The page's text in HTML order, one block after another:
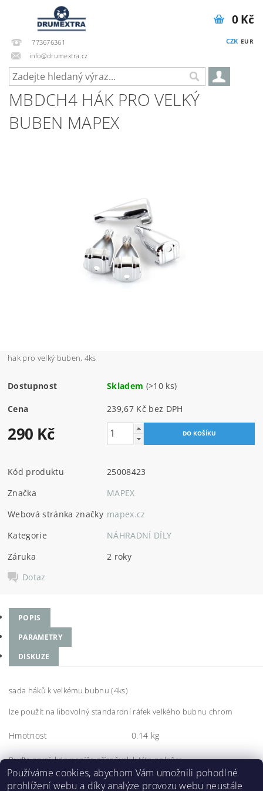
773676361
info@drumextra.cz
CZK EUR
0 Kč
MBDCH4 HÁK PRO VELKÝ
BUBEN MAPEX
hak pro velký buben, 4ks
Dostupnost Skladem (>10 ks)
Cena 239,67 Kč bez DPH
290 Kč
Kód produktu
25008423
Značka
MAPEX
Webová stránka značky mapex.cz
Kategorie
NÁHRADNÍ DÍLY
Záruka
2 roky
Dotaz
POPIS
PARAMETRY
DISKUZE
sada háků k velkému bubnu (4ks)
lze použít na libovolný standardní ráfek velkého bubnu chrom
Hmotnost 0.14 kg
Buďte první, kdo napíše příspěvek k této položce.
Přidat komentář
Používáme cookies, abychom Vám umožnili pohodlné
prohlížení webu a díky analýze provozu webu neustále